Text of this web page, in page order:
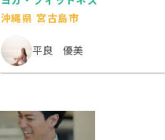
沖縄県 宮古島市
平良 優美